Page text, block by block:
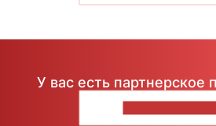
У вас есть партнерское